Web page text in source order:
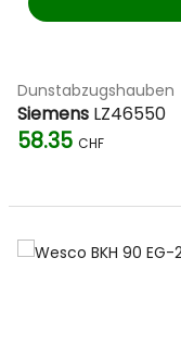
Dunstabzugshauben
Siemens LZ46550
58.35 CHF